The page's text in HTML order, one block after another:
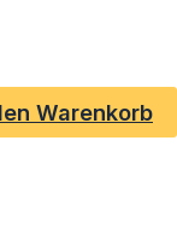
Warenkorb